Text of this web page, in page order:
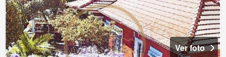
Ver foto